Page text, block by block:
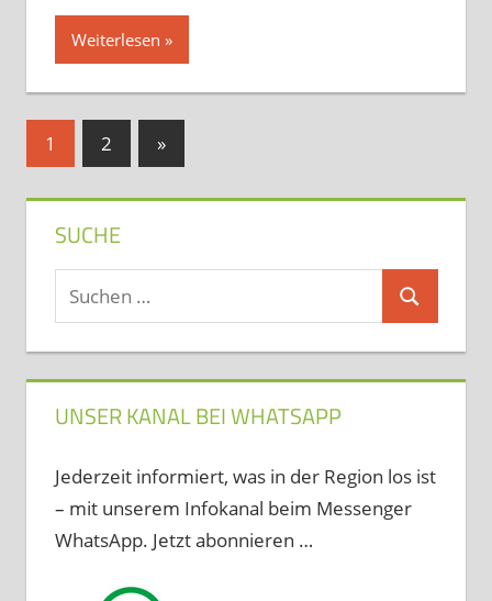
Weiterlesen
Seitennummerierung
Beiträge
1 2
Nächste
Beiträge
»
SUCHE
Suchen
nach:
Suchen
UNSER KANAL BEI WHATSAPP
Jederzeit informiert, was in der Region los ist
– mit unserem Infokanal beim Messenger
WhatsApp. Jetzt abonnieren …